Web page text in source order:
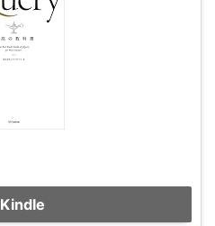
Kindle